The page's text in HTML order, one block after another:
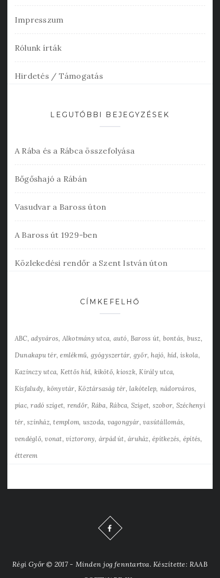
Impresszum
Rólunk írták
Hirdetés / Támogatás
LEGUTÓBBI BEJEGYZÉSEK
A Rába és a Rábca összefolyása
Bőgőshajó a Rábán
Vasudvar a Baross úton
A Baross út 1929-ben
Közlekedési rendőr a Szent István úton
CÍMKEFELHŐ
ABC adyváros Alkotmány utca autó Baross út bontás busz
Dunakapu tér emlékmű gyógyszertár győr hajó híd iskola
Kazinczy utca Kettős híd kikötő kioszk Király utca
Kisfaludy könyvtár Köztársaság tér lakótelep nádorváros
piac radó sziget rendőr Rába Rábca Sziget szobor Széchenyi
tér színház templom uszoda vagongyár vasútállomás
vendéglő vonat víztorony árpád út áruház építkezés építés
étterem
Régi Győr © 2017 - Minden jog fenntartva. Készítette: RAAB